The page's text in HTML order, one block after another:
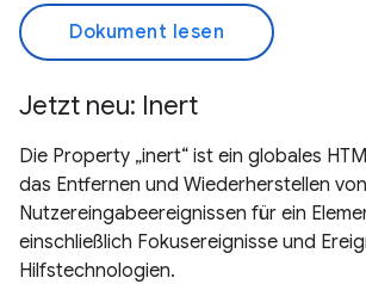
Dokument lesen
Jetzt neu: Inert
Die Property „inert“ ist ein globales
das Entfernen und Wiederherstellen von
Nutzereingabeereignissen für ein
einschließlich Fokusereignisse und
Hilfstechnologien.